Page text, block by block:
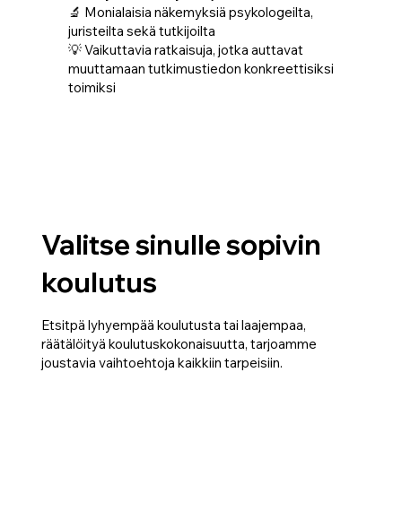
🔬 Monialaisia näkemyksiä psykologeilta,
juristeilta sekä tutkijoilta
💡 Vaikuttavia ratkaisuja, jotka auttavat
muuttamaan tutkimustiedon konkreettisiksi
toimiksi
Valitse sinulle sopivin
koulutus
Etsitpä lyhyempää koulutusta tai laajempaa,
räätälöityä koulutuskokonaisuutta, tarjoamme
joustavia vaihtoehtoja kaikkiin tarpeisiin.